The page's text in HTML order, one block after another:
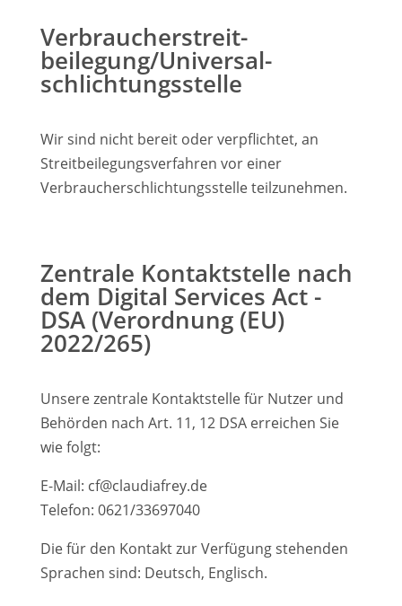
Verbraucher­streit­
beilegung/Universal­
schlichtungs­stelle
Wir sind nicht bereit oder verpflichtet, an
Streitbeilegungsverfahren vor einer
Verbraucherschlichtungsstelle teilzunehmen.
Zentrale Kontaktstelle nach
dem Digital Services Act -
DSA (Verordnung (EU)
2022/265)
Unsere zentrale Kontaktstelle für Nutzer und
Behörden nach Art. 11, 12 DSA erreichen Sie
wie folgt:
E-Mail: cf@claudiafrey.de
Telefon: 0621/33697040
Die für den Kontakt zur Verfügung stehenden
Sprachen sind: Deutsch, Englisch.